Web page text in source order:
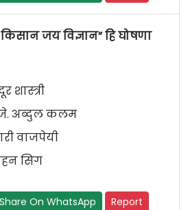
जय विज्ञान” हि घोषणा
शास्त्री
जे. अब्दुल कलम
वाजपेयी
सिग
Share On WhatsApp Report